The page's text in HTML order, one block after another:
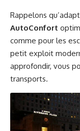
Rappelons
AutoConfort
comme pour les
petit exploit
approfondir, vous
transports.